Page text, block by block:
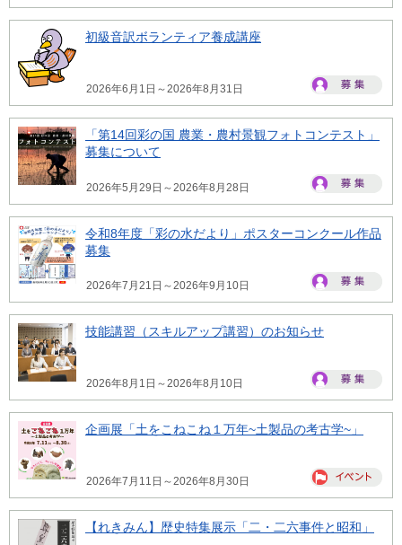
初級音訳ボランティア養成講座
2026年6月1日～2026年8月31日
「第14回彩の国 農業・農村景観フォトコンテスト」
募集について
2026年5月29日～2026年8月28日
令和8年度「彩の水だより」ポスターコンクール作品
募集
2026年7月21日～2026年9月10日
技能講習（スキルアップ講習）のお知らせ
2026年8月1日～2026年8月10日
企画展「土をこねこね１万年~土製品の考古学~」
2026年7月11日～2026年8月30日
【れきみん】歴史特集展示「二・二六事件と昭和」